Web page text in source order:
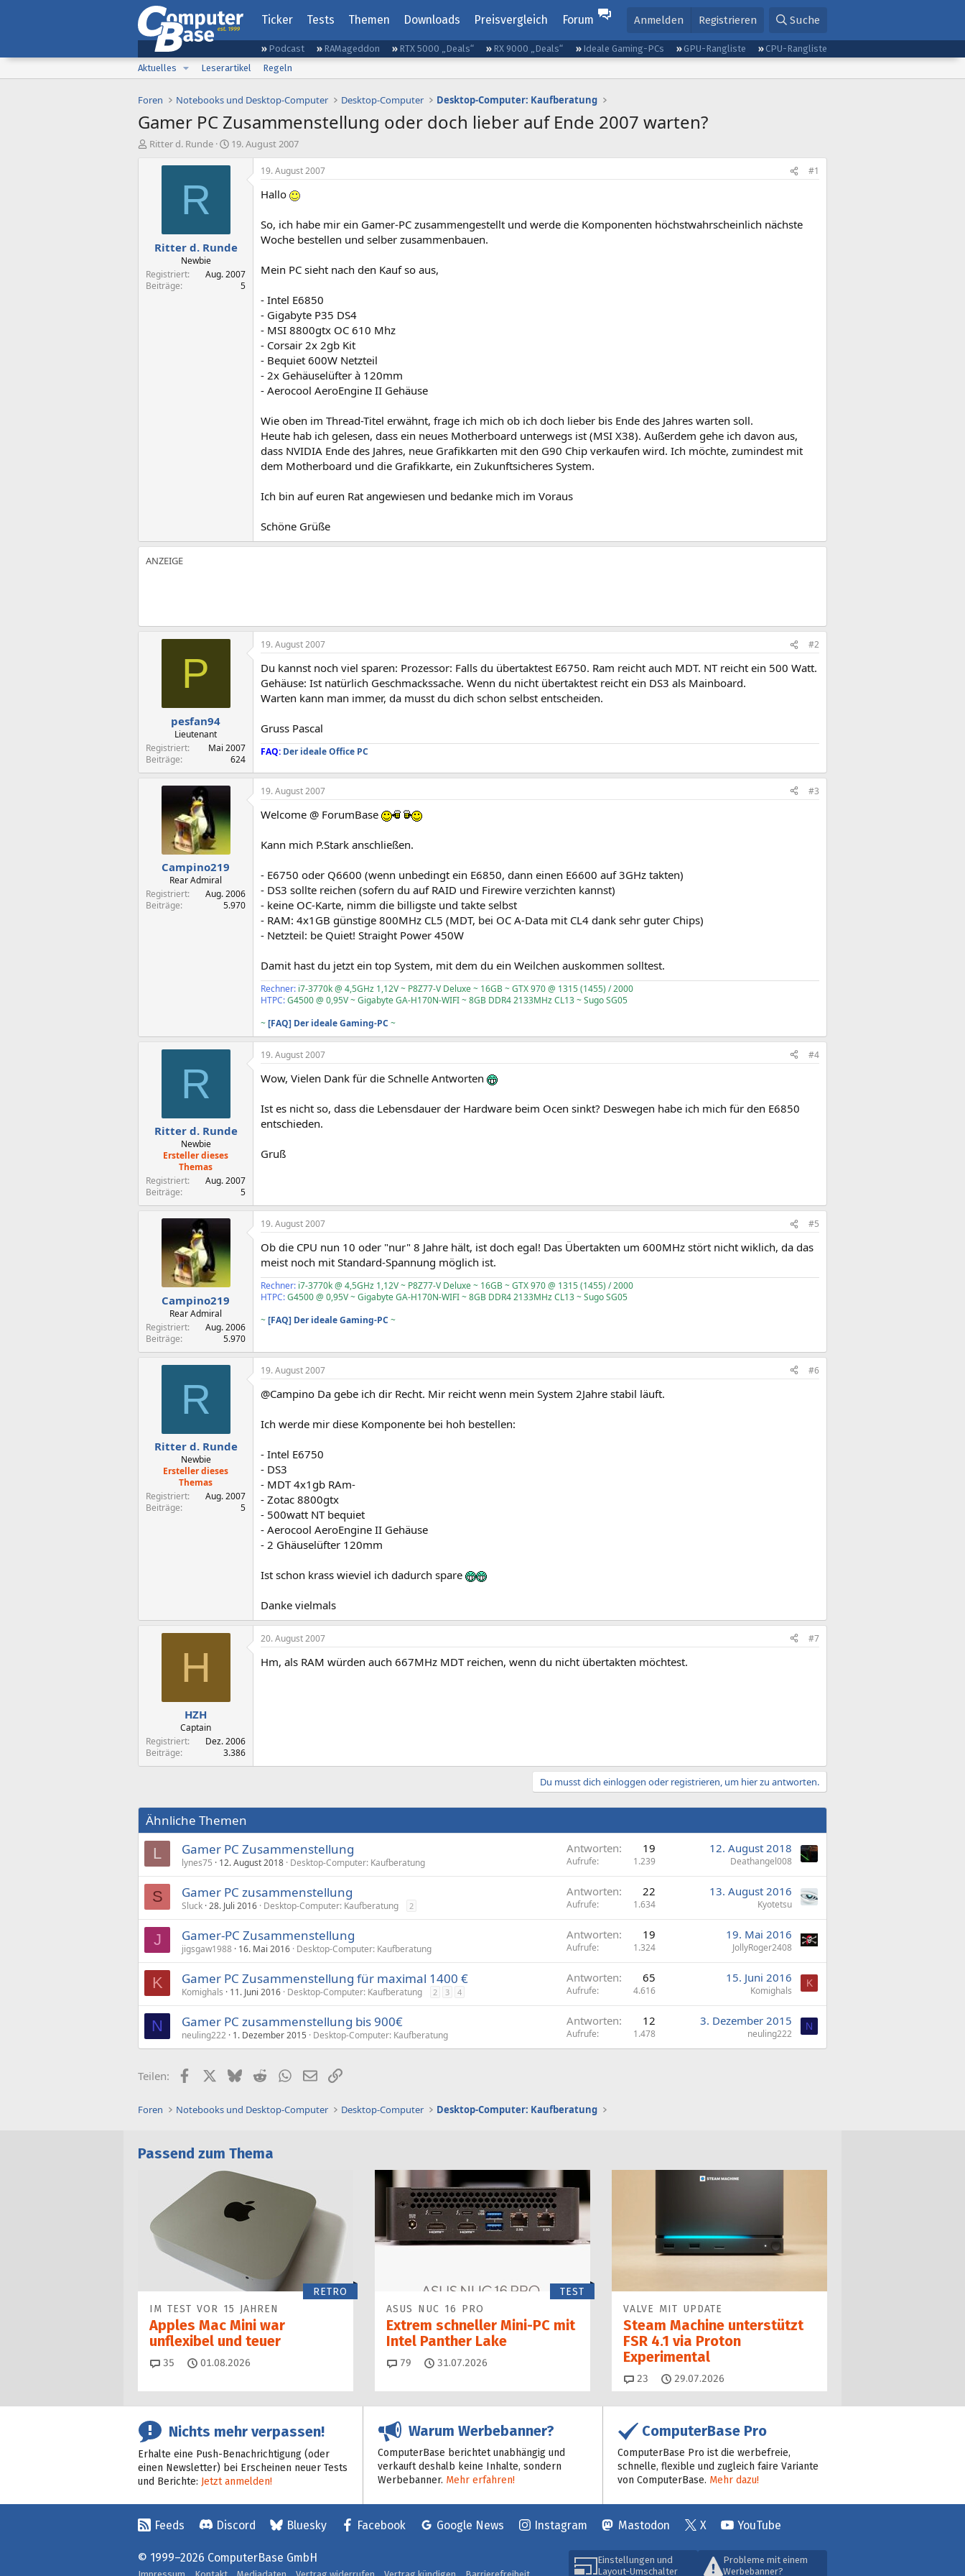
Ticker Tests Themen Downloads Preisvergleich Forum Anmelden Registrieren Suche
Podcast RAMageddon RTX 5000 „Deals“ RX 9000 „Deals“ Ideale Gaming-PCs GPU-Rangliste
CPU-Rangliste
Aktuelles
Leserartikel Regeln
Foren Notebooks und Desktop-Computer Desktop-Computer Desktop-Computer: Kaufberatung
Gamer PC Zusammenstellung oder doch lieber auf Ende 2007 warten?
E
Ritter d. Runde
E
a
19. August 2007
R
Ritter d. Runde
Newbie
Registriert
Aug. 2007
Beiträge
5
19. August 2007 #1
Hallo
So, ich habe mir ein Gamer-PC zusammengestellt und werde die Komponenten höchstwahrscheinlich nächste
Woche bestellen und selber zusammenbauen.
Mein PC sieht nach den Kauf so aus,
- Intel E6850
- Gigabyte P35 DS4
- MSI 8800gtx OC 610 Mhz
- Corsair 2x 2gb Kit
- Bequiet 600W Netzteil
- 2x Gehäuselüfter à 120mm
- Aerocool AeroEngine II Gehäuse
Wie oben im Thread-Titel erwähnt, frage ich mich ob ich doch lieber bis Ende des Jahres warten soll.
Heute hab ich gelesen, dass ein neues Motherboard unterwegs ist (MSI X38). Außerdem gehe ich davon aus,
dass NVIDIA Ende des Jahres, neue Grafikkarten mit den G90 Chip verkaufen wird. Ich möchte, zumindest mit
dem Motherboard und die Grafikkarte, ein Zukunftsicheres System.
Ich bin auf euren Rat angewiesen und bedanke mich im Voraus
Schöne Grüße
P
pesfan94
Lieutenant
Registriert
Mai 2007
Beiträge
624
19. August 2007 #2
Du kannst noch viel sparen: Prozessor: Falls du übertaktest E6750. Ram reicht auch MDT. NT reicht ein 500 Watt.
Gehäuse: Ist natürlich Geschmackssache. Wenn du nicht übertaktest reicht ein DS3 als Mainboard.
Warten kann man immer, da musst du dich schon selbst entscheiden.
Gruss Pascal
FAQ: Der ideale Office PC
Campino219
Rear Admiral
Registriert
Aug. 2006
Beiträge
5.970
19. August 2007 #3
Welcome @ ForumBase
Kann mich P.Stark anschließen.
- E6750 oder Q6600 (wenn unbedingt ein E6850, dann einen E6600 auf 3GHz takten)
- DS3 sollte reichen (sofern du auf RAID und Firewire verzichten kannst)
- keine OC-Karte, nimm die billigste und takte selbst
- RAM: 4x1GB günstige 800MHz CL5 (MDT, bei OC A-Data mit CL4 dank sehr guter Chips)
- Netzteil: be Quiet! Straight Power 450W
Damit hast du jetzt ein top System, mit dem du ein Weilchen auskommen solltest.
Rechner: i7-3770k @ 4,5GHz 1,12V ~ P8Z77-V Deluxe ~ 16GB ~ GTX 970 @ 1315 (1455) / 2000
HTPC:G4500 @ 0,95V ~ Gigabyte GA-H170N-WIFI ~ 8GB DDR4 2133MHz CL13 ~ Sugo SG05
~[FAQ] Der ideale Gaming-PC ~
R
Ritter d. Runde
Newbie
Ersteller dieses
Themas
Registriert
Aug. 2007
Beiträge
5
19. August 2007 #4
Wow, Vielen Dank für die Schnelle Antworten
Ist es nicht so, dass die Lebensdauer der Hardware beim Ocen sinkt? Deswegen habe ich mich für den E6850
entschieden.
Gruß
Campino219
Rear Admiral
Registriert
Aug. 2006
Beiträge
5.970
19. August 2007 #5
Ob die CPU nun 10 oder "nur" 8 Jahre hält, ist doch egal! Das Übertakten um 600MHz stört nicht wiklich, da das
meist noch mit Standard-Spannung möglich ist.
Rechner: i7-3770k @ 4,5GHz 1,12V ~ P8Z77-V Deluxe ~ 16GB ~ GTX 970 @ 1315 (1455) / 2000
HTPC:G4500 @ 0,95V ~ Gigabyte GA-H170N-WIFI ~ 8GB DDR4 2133MHz CL13 ~ Sugo SG05
~[FAQ] Der ideale Gaming-PC ~
R
Ritter d. Runde
Newbie
Ersteller dieses
Themas
Registriert
Aug. 2007
Beiträge
5
19. August 2007 #6
@Campino Da gebe ich dir Recht. Mir reicht wenn mein System 2Jahre stabil läuft.
Ich werde mir diese Komponente bei hoh bestellen:
- Intel E6750
- DS3
- MDT 4x1gb RAm-
- Zotac 8800gtx
- 500watt NT bequiet
- Aerocool AeroEngine II Gehäuse
- 2 Ghäuselüfter 120mm
Ist schon krass wieviel ich dadurch spare
Danke vielmals
H
HZH
Captain
Registriert
Dez. 2006
Beiträge
3.386
20. August 2007 #7
Hm, als RAM würden auch 667MHz MDT reichen, wenn du nicht übertakten möchtest.
Du musst dich einloggen oder registrieren, um hier zu antworten.
Ähnliche Themen
L Gamer PC Zusammenstellung
lynes75 12. August 2018 Desktop-Computer: Kaufberatung
Antworten 19
Aufrufe 1.239
12. August 2018
Deathangel008
S Gamer PC zusammenstellung
Sluck 28. Juli 2016 Desktop-Computer: Kaufberatung 2
Antworten 22
Aufrufe 1.634
13. August 2016
Kyotetsu
J Gamer-PC Zusammenstellung
jigsgaw1988 16. Mai 2016 Desktop-Computer: Kaufberatung
Antworten 19
Aufrufe 1.324
19. Mai 2016
JollyRoger2408
K Gamer PC Zusammenstellung für maximal 1400 €
Komighals 11. Juni 2016 Desktop-Computer: Kaufberatung 2 3 4
Antworten 65
Aufrufe 4.616
15. Juni 2016
Komighals
K
N Gamer PC zusammenstellung bis 900€
neuling222 1. Dezember 2015 Desktop-Computer: Kaufberatung
Antworten 12
Aufrufe 1.478
3. Dezember 2015
neuling222
N
Teilen: FacebookX (Twitter)
BlueskyRedditWhatsApp
E-MailLink
Foren Notebooks und Desktop-Computer Desktop-Computer Desktop-Computer: Kaufberatung
Passend zum Thema
RETRO
IM TEST VOR 15 JAHREN
Apples Mac Mini war
unflexibel und teuer
35 Kommentare
01.08.2026
TEST
ASUS NUC 16 PRO
Extrem schneller Mini-PC mit
Intel Panther Lake
79 Kommentare
31.07.2026
VALVE MIT UPDATE
Steam Machine unterstützt
FSR 4.1 via Proton
Experimental
23 Kommentare
29.07.2026
Nichts mehr verpassen!
Erhalte eine Push-Benachrichtigung (oder
einen Newsletter) bei Erscheinen neuer Tests
und Berichte: Jetzt anmelden!
Warum Werbebanner?
ComputerBase berichtet unabhängig und
verkauft deshalb keine Inhalte, sondern
Werbebanner. Mehr erfahren!
ComputerBase Pro
ComputerBase Pro ist die werbefreie,
schnelle, flexible und zugleich faire Variante
von ComputerBase. Mehr dazu!
Feeds Discord Bluesky Facebook Google News Instagram Mastodon X YouTube
Einstellungen und
Layout-Umschalter
Probleme mit einem
Werbebanner?
© 1999–2026 ComputerBase GmbH